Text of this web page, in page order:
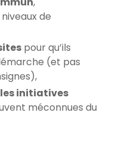
de
pour qu’ils
(et pas
initiatives
méconnues du